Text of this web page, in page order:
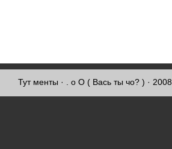
Тут менты · . о О ( Вась ты чо? ) · 2008